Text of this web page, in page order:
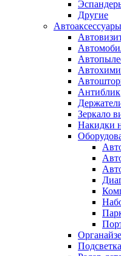
Другие
Автоаксессуары
Антиблик
Зеркало
Накидки